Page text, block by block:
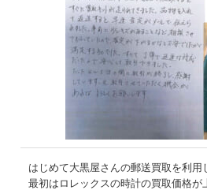
はじめて大黒屋さんの郵送買取を利用
最初はロレックスの時計の買取価格が